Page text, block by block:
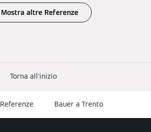
Mostra altre Referenze
Torna all'inizio
Referenze Bauer a Trento